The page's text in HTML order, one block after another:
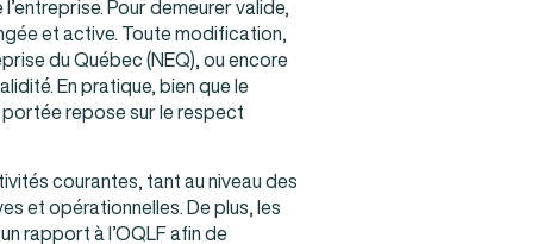
Pour demeurer valide,
et active. Toute modification,
du Québec (NEQ), ou encore
En pratique, bien que le
repose sur le respect
courantes, tant au niveau des
et opérationnelles. De plus, les
rapport à l’OQLF afin de